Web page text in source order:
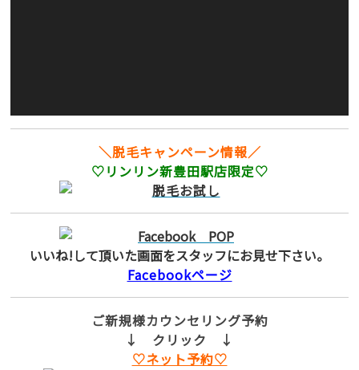
＼脱毛キャンペーン情報／
♡リンリン新豊田駅店限定♡
いいね!して頂いた画面をスタッフにお見せ下さい。
Facebookページ
ご新規様カウンセリング予約
↓ クリック ↓
♡ネット予約♡